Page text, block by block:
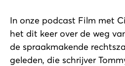
In onze podcast Film met
het dit keer over de weg
de spraakmakende
geleden, die schrijver